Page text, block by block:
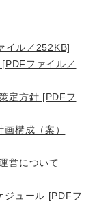
イル／252KB]
ファイル／
定方針 [PDFフ
構成（案）
営について
ジュール [PDFフ